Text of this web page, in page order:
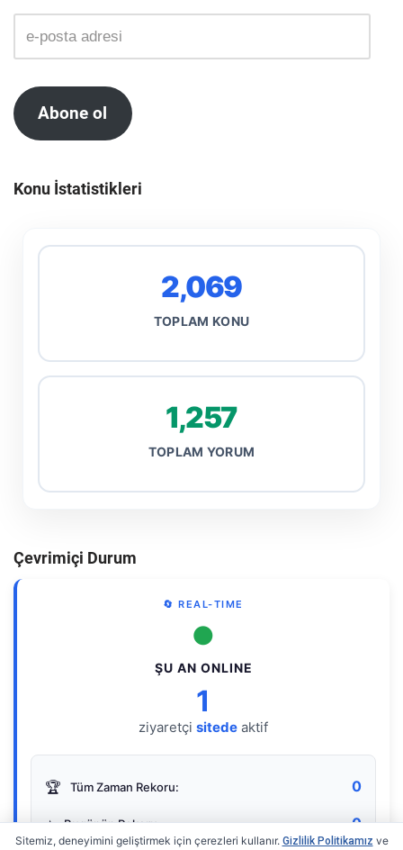
Abone ol
Konu İstatistikleri
2,069
TOPLAM KONU
1,257
TOPLAM YORUM
Çevrimiçi Durum
🔄 REAL-TIME
●
ŞU AN ONLINE
1
ziyaretçi sitede aktif
🏆 Tüm Zaman Rekoru: 0
⭐ Bugünün Rekoru: 0
Sitemiz, deneyimini geliştirmek için çerezleri kullanır. Gizlilik Politikamız ve